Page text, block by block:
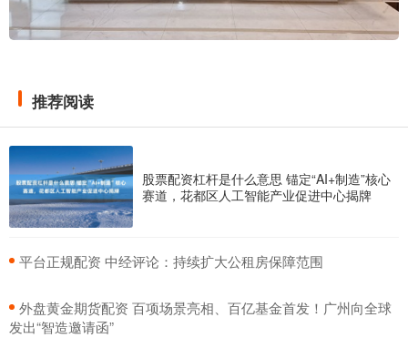
推荐阅读
股票配资杠杆是什么意思 锚定“AI+制造”核心
赛道，花都区人工智能产业促进中心揭牌
​平台正规配资 中经评论：持续扩大公租房保障范围
​外盘黄金期货配资 百项场景亮相、百亿基金首发！广州向全球
发出“智造邀请函”